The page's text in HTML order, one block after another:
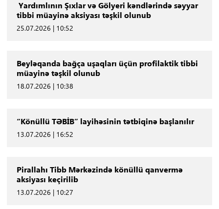
Yardımlının Şıxlar və Gölyeri kəndlərində səyyar
tibbi müayinə aksiyası təşkil olunub
25.07.2026 | 10:52
Beyləqanda bağça uşaqları üçün profilaktik tibbi
müayinə təşkil olunub
18.07.2026 | 10:38
“Könüllü TƏBİB” layihəsinin tətbiqinə başlanılır
13.07.2026 | 16:52
Pirallahı Tibb Mərkəzində könüllü qanvermə
aksiyası keçirilib
13.07.2026 | 10:27